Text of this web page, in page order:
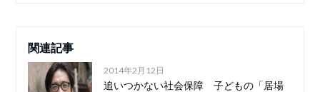
関連記事
2014年2月12日
追いつかない社会保障 子どもの「居場